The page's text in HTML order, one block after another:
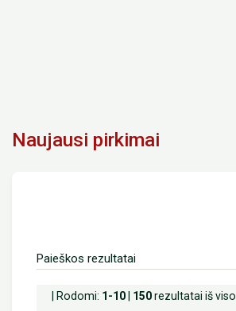
Naujausi pirkimai
Paieškos rezultatai
| Rodomi: 1-10 150rezultatai iš viso.